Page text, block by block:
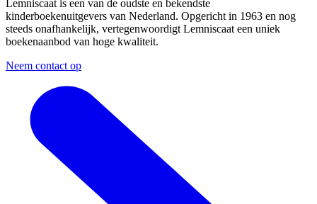
Lemniscaat is een van de oudste en bekendste
kinderboekenuitgevers van Nederland. Opgericht in 1963 en nog
steeds onafhankelijk, vertegenwoordigt Lemniscaat een uniek
boekenaanbod van hoge kwaliteit.
Neem contact op